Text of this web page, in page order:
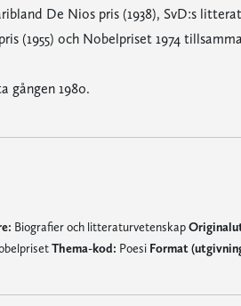
De Nios pris (1938), SvD:s
(1955) och Nobelpriset 1974
gången 1980.
Biografier och litteraturvetenskap
Thema-kod: Poesi Format